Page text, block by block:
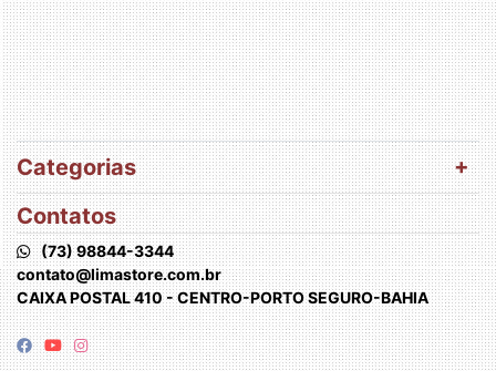
Categorias
Contatos
(73) 98844-3344
contato@limastore.com.br
CAIXA POSTAL 410 - CENTRO-PORTO SEGURO-BAHIA